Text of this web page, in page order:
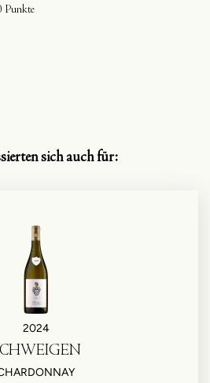
Punkte
sich auch für:
2024